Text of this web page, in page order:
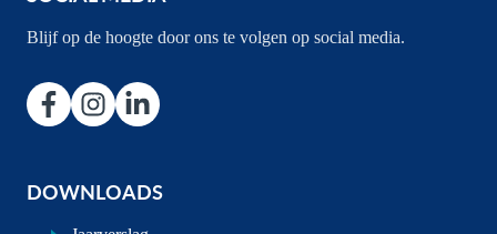
Blijf op de hoogte door ons te volgen op social media.
DOWNLOADS